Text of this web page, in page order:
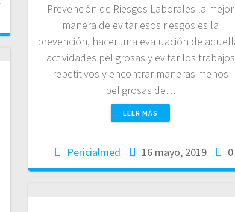
Prevención de Riesgos Laborales la mejor
manera de evitar esos riesgos es la
prevención, hacer una evaluación de
actividades peligrosas y evitar los trabajos
repetitivos y encontrar maneras menos
peligrosas de…
LEER MÁS
Pericialmed 16 mayo, 2019 0